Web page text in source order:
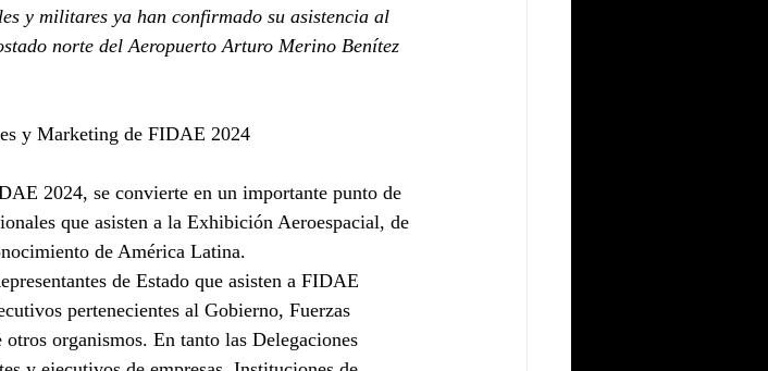
y militares ya han confirmado su asistencia al
norte del Aeropuerto Arturo Merino Benítez
y Marketing de FIDAE 2024
2024, se convierte en un importante punto de
que asisten a la Exhibición Aeroespacial, de
de América Latina.
de Estado que asisten a FIDAE
pertenecientes al Gobierno, Fuerzas
organismos. En tanto las Delegaciones